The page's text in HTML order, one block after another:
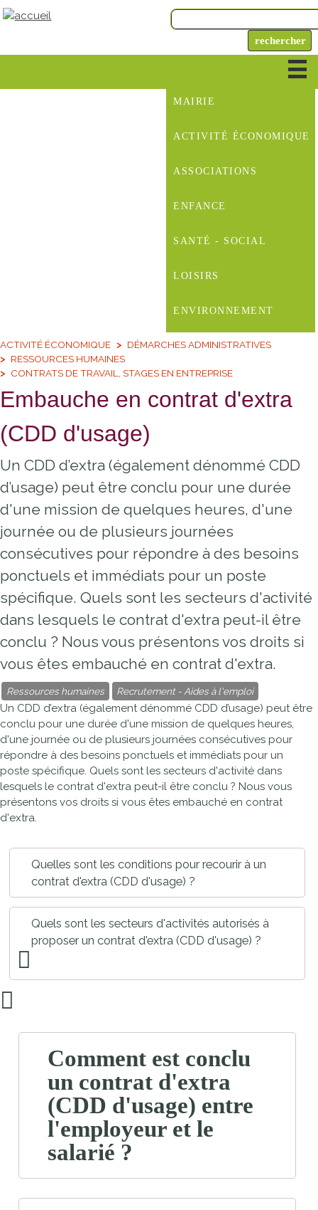
MAIRIE
ACTIVITÉ ÉCONOMIQUE
ASSOCIATIONS
ENFANCE
SANTÉ - SOCIAL
LOISIRS
ENVIRONNEMENT
ACTIVITÉ ÉCONOMIQUE
DÉMARCHES ADMINISTRATIVES
RESSOURCES HUMAINES
CONTRATS DE TRAVAIL, STAGES EN ENTREPRISE
Embauche en contrat d'extra
(CDD d'usage)
Un CDD d’extra (également dénommé CDD
d’usage) peut être conclu pour une durée
d'une mission de quelques heures, d'une
journée ou de plusieurs journées
consécutives pour répondre à des besoins
ponctuels et immédiats pour un poste
spécifique. Quels sont les secteurs d'activité
dans lesquels le contrat d'extra peut-il être
conclu ? Nous vous présentons vos droits si
vous êtes embauché en contrat d'extra.
Ressources humaines Recrutement - Aides à l'emploi
Un CDD d’extra (également dénommé CDD d’usage) peut être
conclu pour une durée d'une mission de quelques heures,
d'une journée ou de plusieurs journées consécutives pour
répondre à des besoins ponctuels et immédiats pour un
poste spécifique. Quels sont les secteurs d'activité dans
lesquels le contrat d'extra peut-il être conclu ? Nous vous
présentons vos droits si vous êtes embauché en contrat
d'extra.
Quelles sont les conditions pour recourir à un
contrat d'extra (CDD d'usage) ?
Quels sont les secteurs d'activités autorisés à
proposer un contrat d'extra (CDD d'usage) ?
Comment est conclu
un contrat d'extra
(CDD d'usage) entre
l'employeur et le
salarié ?